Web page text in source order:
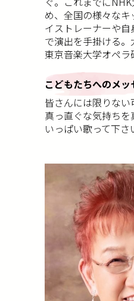
め、全国の様々な
イストレーナーや
で演出を手掛ける。
東京音楽大学オペラ
こどもたちへのメッ
皆さんには限りない
真っ直ぐな気持ち
いっぱい歌って下さ